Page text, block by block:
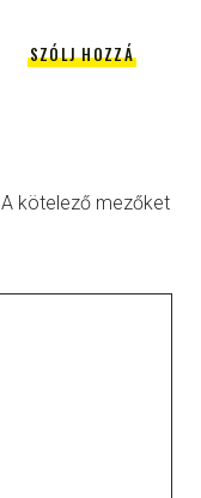
SZÓLJ HOZZÁ
A kötelező mezőket